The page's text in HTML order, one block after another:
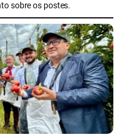
sobre os postes.